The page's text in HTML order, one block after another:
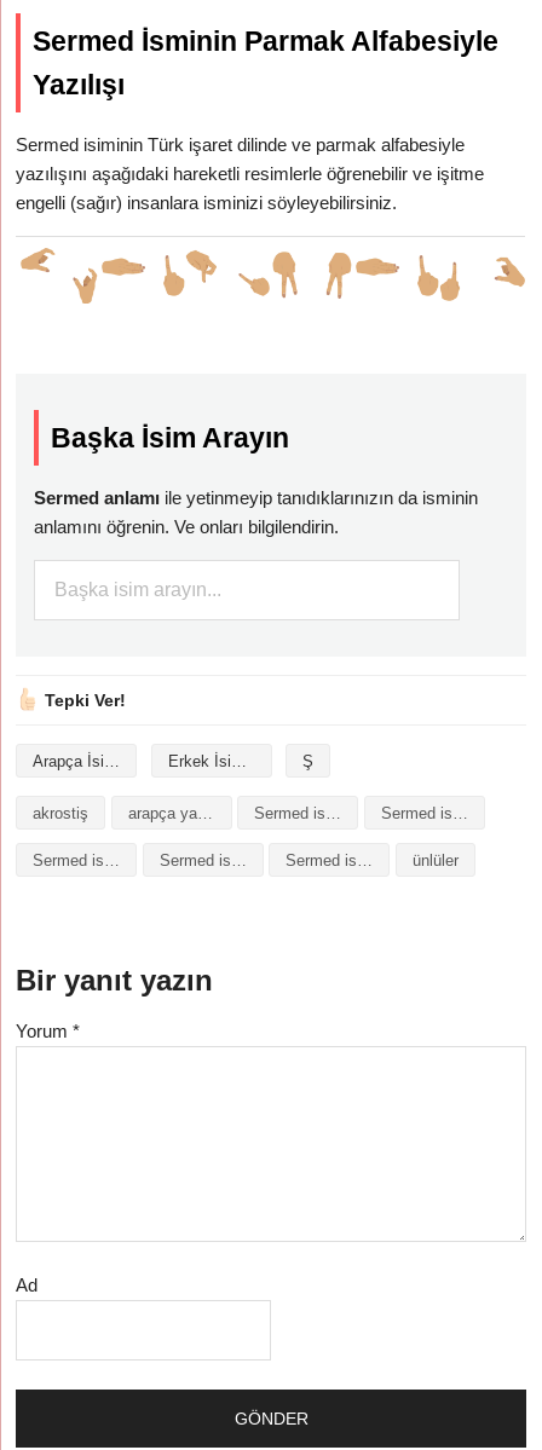
Sermed İsminin Parmak Alfabesiyle
Yazılışı
Sermed isiminin Türk işaret dilinde ve parmak alfabesiyle
yazılışını aşağıdaki hareketli resimlerle öğrenebilir ve işitme
engelli (sağır) insanlara isminizi söyleyebilirsiniz.
Başka İsim Arayın
Sermed anlamı ile yetinmeyip tanıdıklarınızın da isminin
anlamını öğrenin. Ve onları bilgilendirin.
Tepki Ver!
Arapça İsimler Erkek İsimleri Ş
akrostiş arapça yazılışı
Sermed isminin baş harfleriyle şiir Sermed isminin kökeni Sermed isminin numerolojisi ünlüler
Bir yanıt yazın
Yorum*
Ad